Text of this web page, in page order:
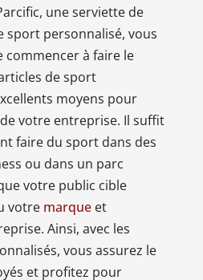
une serviette de
personnalisé, vous
commencer à faire le
de sport
moyens pour
votre entreprise. Il suffit
faire du sport dans des
ou dans un parc
votre public cible
votre marque et
Ainsi, avec les
vous assurez le
et profitez pour